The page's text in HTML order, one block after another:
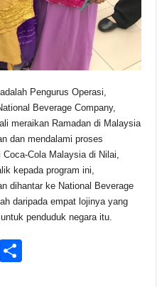
Pengurus Operasi,
Beverage Company,
meraikan Ramadan di Malaysia
dan mendalami proses
Cola Malaysia di Nilai,
kepada program ini,
dihantar ke National Beverage
daripada empat lojinya yang
penduduk negara itu.
C